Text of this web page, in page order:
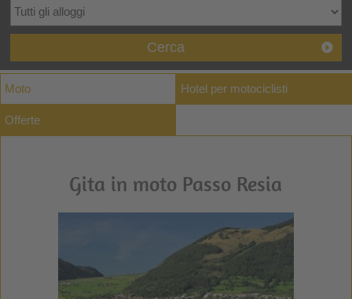
Cerca
Moto Hotel per motociclisti
Offerte
Gita in moto Passo Resia